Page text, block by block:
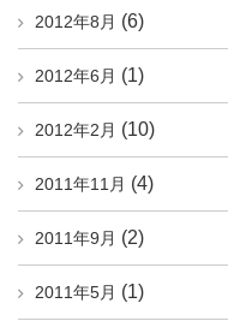
2012年8月 (6)
2012年6月 (1)
2012年2月 (10)
2011年11月 (4)
2011年9月 (2)
2011年5月 (1)